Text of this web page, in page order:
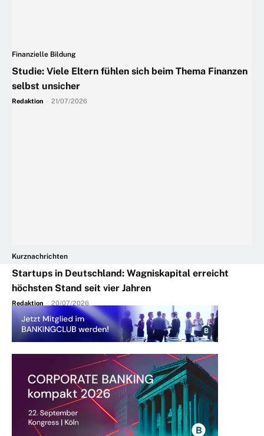
Finanzielle Bildung
Studie: Viele Eltern fühlen sich beim Thema Finanzen
selbst unsicher
Redaktion 21/07/2026
Kurznachrichten
Startups in Deutschland: Wagniskapital erreicht
höchsten Stand seit vier Jahren
Redaktion - 20/07/2026